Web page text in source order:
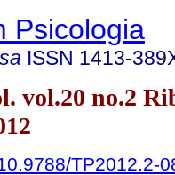
Psicologia
ISSN 1413-
vol.20 no.2
TP2012.2-